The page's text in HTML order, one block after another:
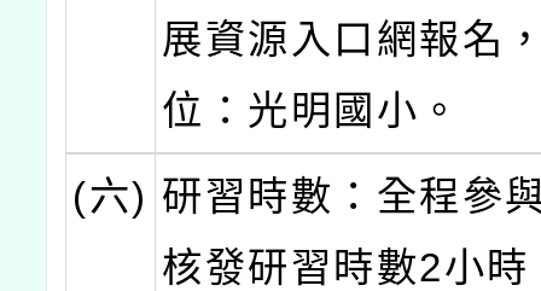
展資源入口網報名
位：光明國小。
(六) 研習時數：全程參
核發研習時數2小時